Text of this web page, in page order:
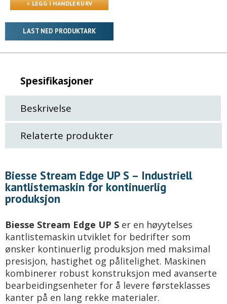
LAST NED PRODUKTARK
Spesifikasjoner
Beskrivelse
Relaterte produkter
Biesse Stream Edge UP S – Industriell
kantlistemaskin for kontinuerlig
produksjon
Biesse Stream Edge UP S er en høyytelses
kantlistemaskin utviklet for bedrifter som
ønsker kontinuerlig produksjon med maksimal
presisjon, hastighet og pålitelighet. Maskinen
kombinerer robust konstruksjon med avanserte
bearbeidingsenheter for å levere førsteklasses
kanter på en lang rekke materialer.